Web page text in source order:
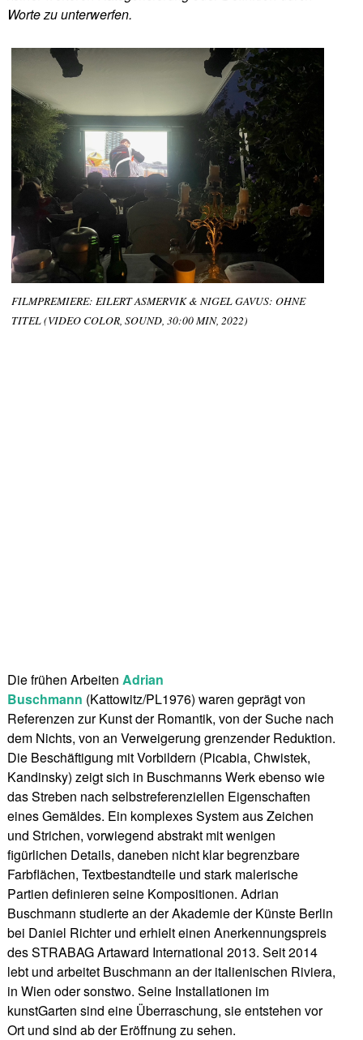
Worte zu unterwerfen.
FILMPREMIERE: EILERT ASMERVIK & NIGEL GAVUS: OHNE
TITEL (VIDEO COLOR, SOUND, 30:00 MIN, 2022)
Die frühen Arbeiten Adrian
Buschmann (Kattowitz/PL1976) waren geprägt von
Referenzen zur Kunst der Romantik, von der Suche nach
dem Nichts, von an Verweigerung grenzender Reduktion.
Die Beschäftigung mit Vorbildern (Picabia, Chwistek,
Kandinsky) zeigt sich in Buschmanns Werk ebenso wie
das Streben nach selbstreferenziellen Eigenschaften
eines Gemäldes. Ein komplexes System aus Zeichen
und Strichen, vorwiegend abstrakt mit wenigen
figürlichen Details, daneben nicht klar begrenzbare
Farbflächen, Textbestandteile und stark malerische
Partien definieren seine Kompositionen. Adrian
Buschmann studierte an der Akademie der Künste Berlin
bei Daniel Richter und erhielt einen Anerkennungspreis
des STRABAG Artaward International 2013. Seit 2014
lebt und arbeitet Buschmann an der italienischen Riviera,
in Wien oder sonstwo. Seine Installationen im
kunstGarten sind eine Überraschung, sie entstehen vor
Ort und sind ab der Eröffnung zu sehen.